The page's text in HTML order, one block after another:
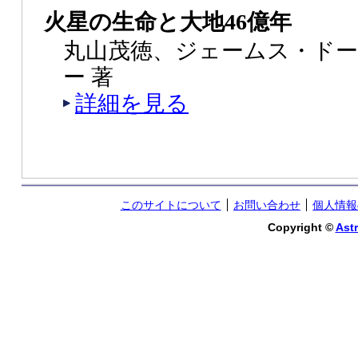
火星の生命と大地46億年
丸山茂徳、ジェームス・ド
ー 著
詳細を見る
このサイトについて お問い合わせ
個人情
Copyright ©